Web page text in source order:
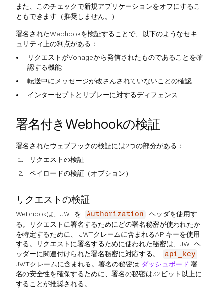
また、このチェックで新規アプリケーションをオフにするこ
ともできます（推奨しません。）
署名されたWebhookを検証することで、以下のようなセキ
ュリティ上の利点がある：
リクエストがVonageから発信されたものであることを確
認する機能
転送中にメッセージが改ざんされていないことの確認
インターセプトとリプレーに対するディフェンス
署名付きWebhookの検証
署名されたウェブフックの検証には2つの部分がある：
リクエストの検証
ペイロードの検証（オプション）
リクエストの検証
Webhookは、JWTを Authorization
ヘッダを使用す
る。リクエストに署名するためにどの署名秘密が使われたか
を特定するために、 JWTクレームに含まれるAPIキーを使用
する。リクエストに署名するために使われた秘密は、JWTヘ
ッダーに関連付けられた署名秘密に対応する。
api_key
JWTクレームに含まれる。署名の秘密は ダッシュボード.署
名の安全性を確保するために、署名の秘密は32ビット以上に
することが推奨される。